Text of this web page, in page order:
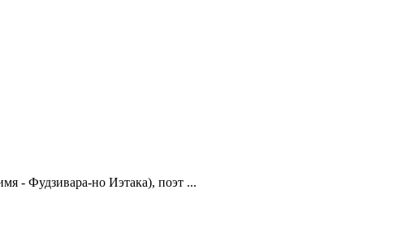
- Фудзивара-но Иэтака), поэт ...